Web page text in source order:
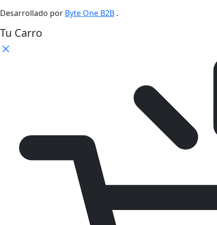
Desarrollado por Byte One B2B .
Tu Carro